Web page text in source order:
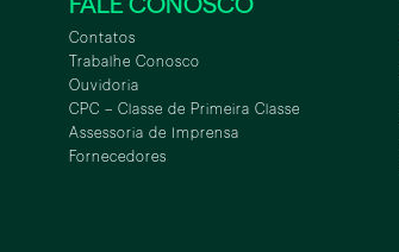
Contatos
Trabalhe Conosco
Ouvidoria
CPC – Classe de Primeira Classe
Assessoria de Imprensa
Fornecedores